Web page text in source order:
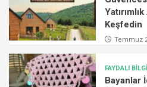
Keşfedin
Temmuz
FAYDALI
Bayanlar